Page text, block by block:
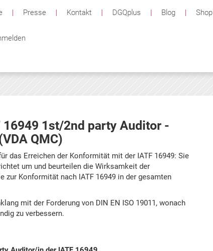
| Presse | Kontakt | DGQplus | Blog | Shop
1st/2nd party Auditor -
QMC)
das Erreichen der Konformität mit der IATF 16949: Sie
um und beurteilen die Wirksamkeit der
zur Konformität nach IATF 16949 in der gesamten
mit der Forderung von DIN EN ISO 19011, wonach
zu verbessern.